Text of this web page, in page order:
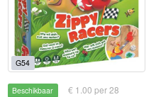
G54
Beschikbaar
€ 1.00 per 28